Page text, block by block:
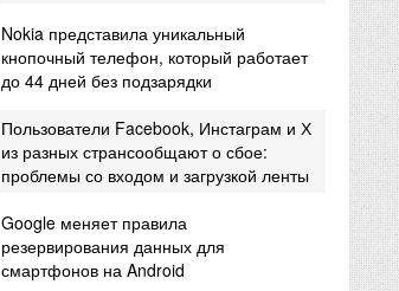
Nokia представила уникальный
кнопочный телефон, который работает
до 44 дней без подзарядки
Пользователи Facebook, Инстаграм и Х
из разных странсообщают о сбое:
проблемы со входом и загрузкой ленты
Google меняет правила
резервирования данных для
смартфонов на Android